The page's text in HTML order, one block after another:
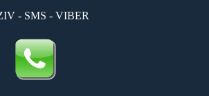
- SMS - VIBER